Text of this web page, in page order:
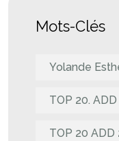
Mots-Clés
Yolande
TOP 20.
TOP 20 ADD